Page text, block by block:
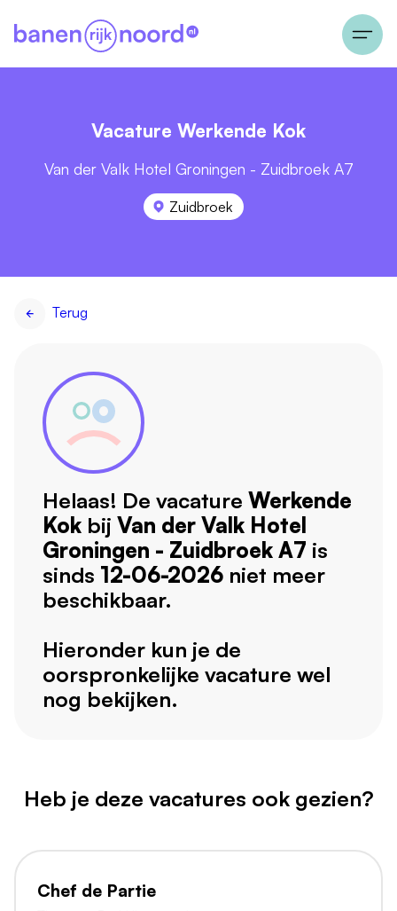
Vacature Werkende Kok
Van der Valk Hotel Groningen - Zuidbroek A7
Zuidbroek
Terug
Helaas! De vacature Werkende
Kok bij Van der Valk Hotel
Groningen - Zuidbroek A7 is
sinds 12-06-2026 niet meer
beschikbaar.
Hieronder kun je de
oorspronkelijke vacature wel
nog bekijken.
Heb je deze vacatures ook gezien?
Chef de Partie